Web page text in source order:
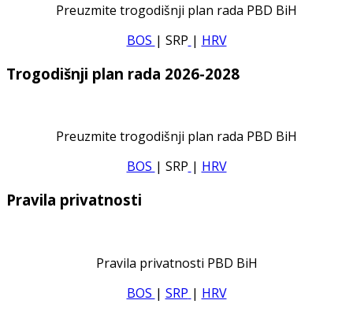
Preuzmite trogodišnji plan rada PBD BiH
BOS | SRP | HRV
Trogodišnji plan rada 2026-2028
Preuzmite trogodišnji plan rada PBD BiH
BOS | SRP | HRV
Pravila privatnosti
Pravila privatnosti PBD BiH
BOS | SRP | HRV